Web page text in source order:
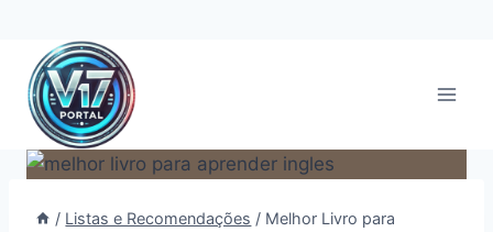
Pular
para
Conteúdo
/ Listas e Recomendações / Melhor Livro para